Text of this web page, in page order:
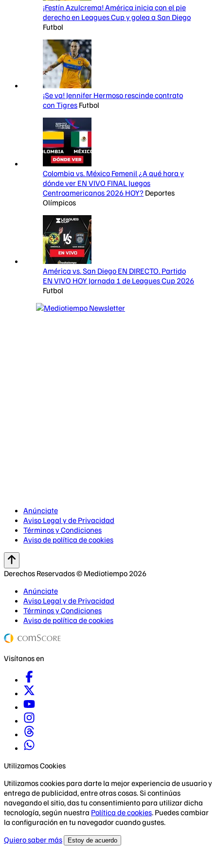
¡Festín Azulcrema! América inicia con el pie
derecho en Leagues Cup y golea a San Diego
Futbol
¡Se va! Jennifer Hermoso rescinde contrato
con Tigres Futbol
Colombia vs. México Femenil ¿A qué hora y
dónde ver EN VIVO FINAL Juegos
Centroamericanos 2026 HOY? Deportes
Olímpicos
América vs. San Diego EN DIRECTO. Partido
EN VIVO HOY Jornada 1 de Leagues Cup 2026
Futbol
Anúnciate
Aviso Legal y de Privacidad
Términos y Condiciones
Aviso de política de cookies
Derechos Reservados © Mediotiempo 2026
Anúnciate
Aviso Legal y de Privacidad
Términos y Condiciones
Aviso de política de cookies
Visítanos en
Utilizamos Cookies
Utilizamos cookies para darte la mejor experiencia de usuario y
entrega de publicidad, entre otras cosas. Si continúas
navegando el sitio, das tu consentimiento para utilizar dicha
tecnología, según nuestra Política de cookies. Puedes cambiar
la configuración en tu navegador cuando gustes.
Quiero saber más
Estoy de acuerdo